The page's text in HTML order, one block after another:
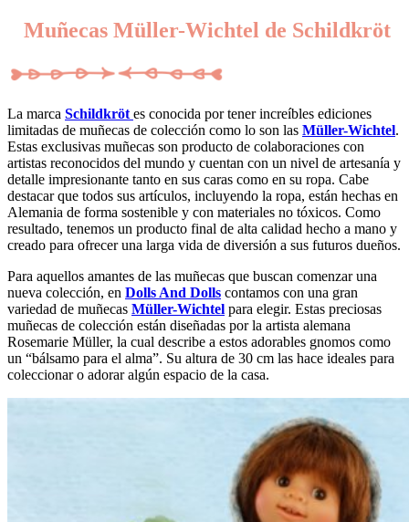
Muñecas Müller-Wichtel de Schildkröt
La marca Schildkröt es conocida por tener increíbles ediciones
limitadas de muñecas de colección como lo son las Müller-Wichtel.
Estas exclusivas muñecas son producto de colaboraciones con
artistas reconocidos del mundo y cuentan con un nivel de artesanía y
detalle impresionante tanto en sus caras como en su ropa. Cabe
destacar que todos sus artículos, incluyendo la ropa, están hechas en
Alemania de forma sostenible y con materiales no tóxicos. Como
resultado, tenemos un producto final de alta calidad hecho a mano y
creado para ofrecer una larga vida de diversión a sus futuros dueños.
Para aquellos amantes de las muñecas que buscan comenzar una
nueva colección, en Dolls And Dolls contamos con una gran
variedad de muñecas Müller-Wichtel para elegir. Estas preciosas
muñecas de colección están diseñadas por la artista alemana
Rosemarie Müller, la cual describe a estos adorables gnomos como
un “bálsamo para el alma”. Su altura de 30 cm las hace ideales para
coleccionar o adorar algún espacio de la casa.